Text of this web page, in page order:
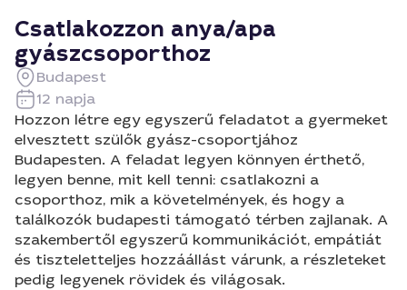
Csatlakozzon anya/apa
gyászcsoporthoz
Budapest
12 napja
Hozzon létre egy egyszerű feladatot a gyermeket
elvesztett szülők gyász-csoportjához
Budapesten. A feladat legyen könnyen érthető,
legyen benne, mit kell tenni: csatlakozni a
csoporthoz, mik a követelmények, és hogy a
találkozók budapesti támogató térben zajlanak. A
szakembertől egyszerű kommunikációt, empátiát
és tiszteletteljes hozzáállást várunk, a részleteket
pedig legyenek rövidek és világosak.